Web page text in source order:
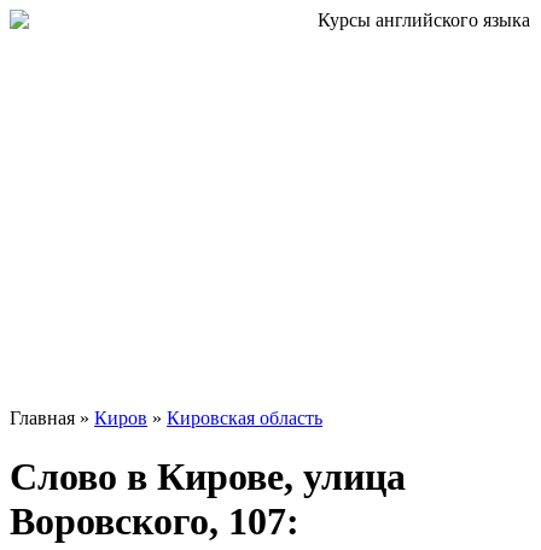
Главная » Киров » Кировская область
Слово в Кирове, улица
Воровского, 107: